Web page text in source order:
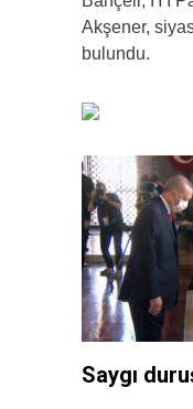
Akşener,
bulundu.
Saygı